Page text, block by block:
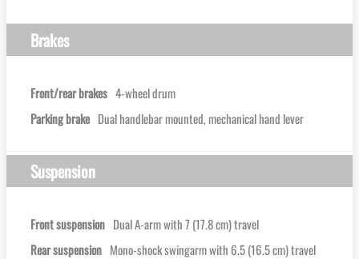
Brakes
Front/rear brakes 4-wheel drum
Parking brake Dual handlebar mounted, mechanical hand lever
Suspension
Front suspension Dual A-arm with 7 (17.8 cm) travel
Rear suspension Mono-shock swingarm with 6.5 (16.5 cm) travel